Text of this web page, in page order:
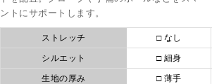
ントにサポートします。
ストレッチ □ なし
シルエット □ 細身
生地の厚み □ 薄手